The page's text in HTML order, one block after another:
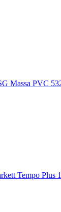
Massa PVC
Tempo Plus